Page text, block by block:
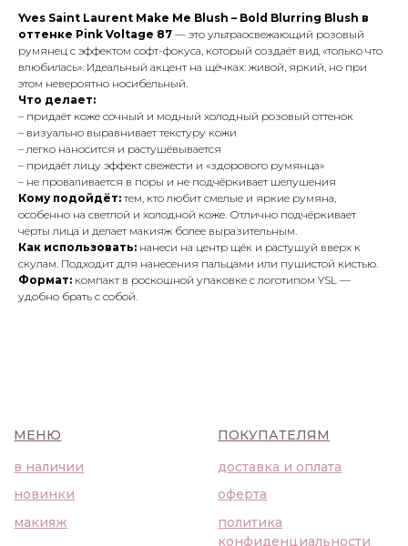
Yves Saint Laurent Make Me Blush – Bold Blurring Blush в
оттенке Pink Voltage 87 — это ультраосвежающий розовый
румянец с эффектом софт-фокуса, который создаёт вид «только что
влюбилась». Идеальный акцент на щёчках: живой, яркий, но при
этом невероятно носибельный.
Что делает:
– придаёт коже сочный и модный холодный розовый оттенок
– визуально выравнивает текстуру кожи
– легко наносится и растушёвывается
– придаёт лицу эффект свежести и «здорового румянца»
– не проваливается в поры и не подчёркивает шелушения
Кому подойдёт:тем, кто любит смелые и яркие румяна,
особенно на светлой и холодной коже. Отлично подчёркивает
черты лица и делает макияж более выразительным.
Как использовать: нанеси на центр щёк и растушуй вверх к
скулам. Подходит для нанесения пальцами или пушистой кистью.
Формат: компакт в роскошной упаковке с логотипом YSL —
удобно брать с собой.
ПОКУПАТЕЛЯМ
О НАС
МЕНЮ
уход
макияж
Telegram
WhatsApp info@bbbeautybuyer.com
политика
конфиденциальности
доставка и оплата
в наличии